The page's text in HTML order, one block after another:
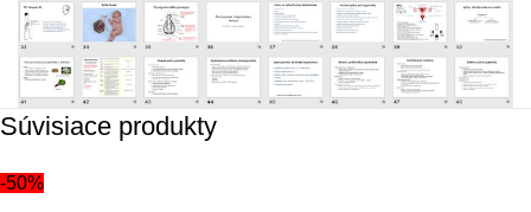
Súvisiace produkty
-50%